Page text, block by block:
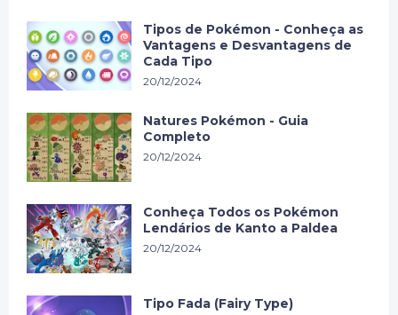
Tipos de Pokémon - Conheça as
Vantagens e Desvantagens de
Cada Tipo
20/12/2024
Natures Pokémon - Guia
Completo
20/12/2024
Conheça Todos os Pokémon
Lendários de Kanto a Paldea
20/12/2024
Tipo Fada (Fairy Type)